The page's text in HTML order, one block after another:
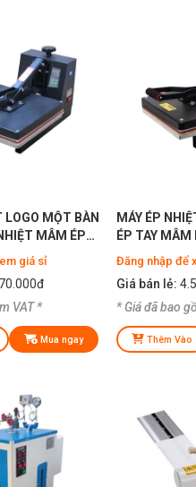
LOGO MỘT BÀN
MÂM ÉP
giá sỉ
VAT *
Mua ngay
MÁY ÉP
ÉP TAY
40X40 HIỆU
Đăng nhập để
Giá bán lẻ:
* Giá đã bao
Thêm Vào